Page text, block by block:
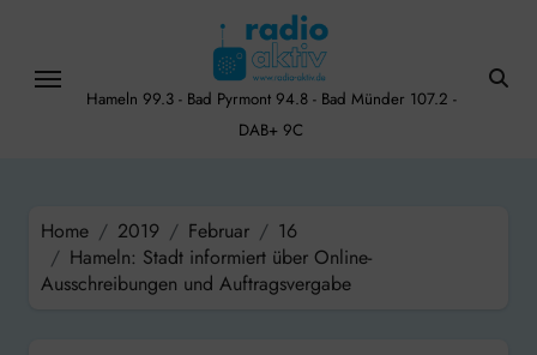
content
Hameln 99.3 - Bad Pyrmont 94.8 - Bad Münder 107.2 -
DAB+ 9C
Home 2019 Februar
16
Hameln: Stadt informiert über Online-
Ausschreibungen und Auftragsvergabe